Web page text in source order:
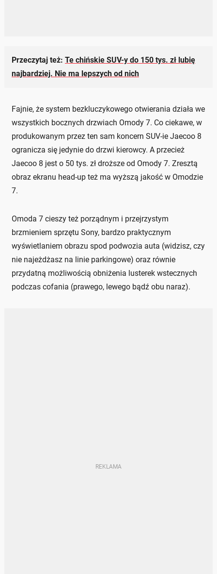
Przeczytaj też: Te chińskie SUV-y do 150 tys. zł lubię
najbardziej. Nie ma lepszych od nich
Fajnie, że system bezkluczykowego otwierania działa we
wszystkich bocznych drzwiach Omody 7. Co ciekawe, w
produkowanym przez ten sam koncern SUV-ie Jaecoo 8
ogranicza się jedynie do drzwi kierowcy. A przecież
Jaecoo 8 jest o 50 tys. zł droższe od Omody 7. Zresztą
obraz ekranu head-up też ma wyższą jakość w Omodzie
7.
Omoda 7 cieszy też porządnym i przejrzystym
brzmieniem sprzętu Sony, bardzo praktycznym
wyświetlaniem obrazu spod podwozia auta (widzisz, czy
nie najeżdżasz na linie parkingowe) oraz równie
przydatną możliwością obniżenia lusterek wstecznych
podczas cofania (prawego, lewego bądź obu naraz).